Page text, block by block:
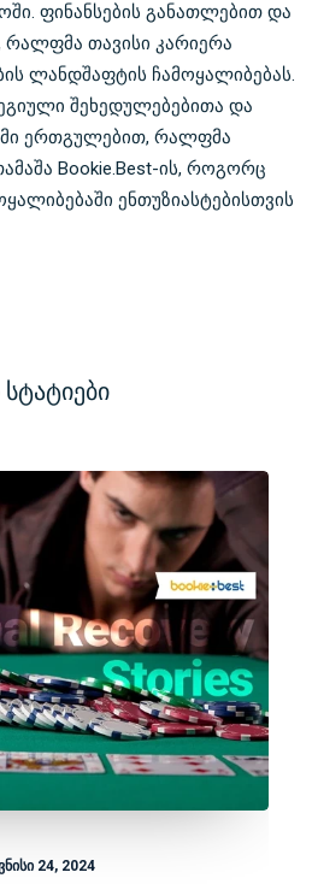
ფინანსების განათლებით და
რალფმა თავისი კარიერა
ლანდშაფტის ჩამოყალიბებას.
შეხედულებებითა და
ერთგულებით, რალფმა
Bookie.Best-ის, როგორც
ენთუზიასტებისთვის
24, 2024